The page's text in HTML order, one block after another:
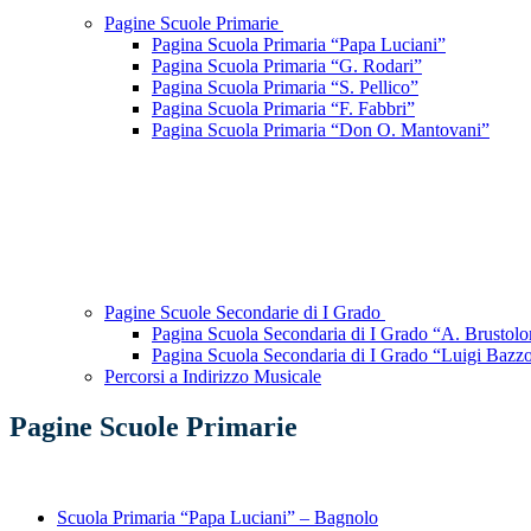
Pagine Scuole Primarie
Pagina Scuola Primaria “Papa Luciani”
Pagina Scuola Primaria “G. Rodari”
Pagina Scuola Primaria “S. Pellico”
Pagina Scuola Primaria “F. Fabbri”
Pagina Scuola Primaria “Don O. Mantovani”
Pagine Scuole Secondarie di I Grado
Pagina Scuola Secondaria di I Grado “A.
Pagina Scuola Secondaria di I Grado “Luigi
Percorsi a Indirizzo Musicale
Pagine Scuole Primarie
Scuola Primaria “Papa Luciani” – Bagnolo